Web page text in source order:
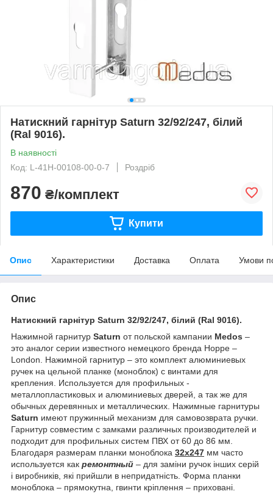
Натискний гарнітур Saturn 32/92/247, білий
(Ral 9016).
В наявності
Код: L-41H-00108-00-0-7
Роздріб
870 ₴/комплект
Купити
Опис Характеристики Доставка Оплата Умови
Опис
Натискний гарнітур Saturn 32/92/247, білий (Ral 9016).
Нажимной гарнитур Saturn от польской кампании Medos –
это аналог серии известного немецкого бренда Hoppe –
London. Нажимной гарнитур – это комплект алюминиевых
ручек на цельной планке (моноблок) с винтами для
крепления. Используется для профильных -
металлопластиковых и алюминиевых дверей, а так же для
обычных деревянных и металлических. Нажимные гарнитуры
Saturn имеют пружинный механизм для самовозврата ручки.
Гарнитур совместим с замками различных производителей и
подходит для профильных систем ПВХ от 60 до 86 мм.
Благодаря размерам планки моноблока 32х247 мм часто
используется как ремонтный – для заміни ручок інших серій
і виробників, які прийшли в непридатність. Форма планки
моноблока – прямокутна, гвинти кріплення – приховані.